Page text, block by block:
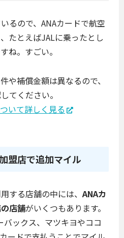
るので、ANAカードで航空
たとえばJALに乗ったとし
ね。すごい。
や補償金額は異なるので、
てください。
いて詳しく見る
盟店で追加マイル
する店舗の中には、ANAカ
店舗がいくつもあります。
ックス、マツキヨやココ